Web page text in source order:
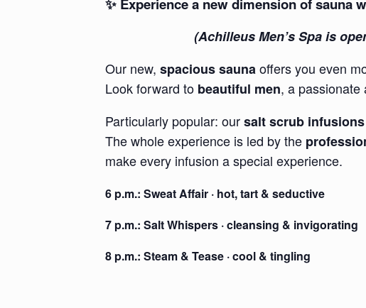
(Achilleus Men’s Spa is
Our new, spacious saunaoffers you even
Look forward to beautiful men, a passionate
Particularly popular: oursalt scrub infusions
The whole experience is led by the
make every infusion a special experience.
6 p.m.: Sweat Affair · hot, tart & seductive
7 p.m.: Salt Whispers · cleansing & invigorating
8 p.m.: Steam & Tease · cool & tingling